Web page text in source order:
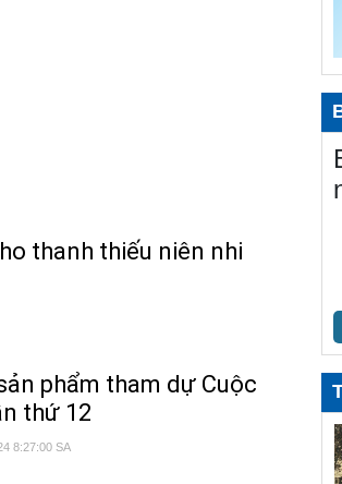
thanh thiếu niên nhi
phẩm tham dự Cuộc
thứ 12
8:27:00 SA